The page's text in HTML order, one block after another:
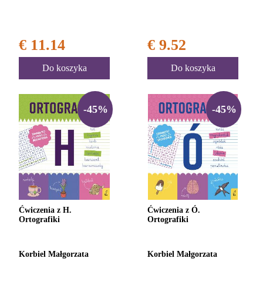
€ 11.14
Do koszyka
€ 9.52
Do koszyka
Ćwiczenia z H.
Ortografiki
Korbiel Małgorzata
-45%
Ćwiczenia z Ó.
Ortografiki
Korbiel Małgorzata
-45%